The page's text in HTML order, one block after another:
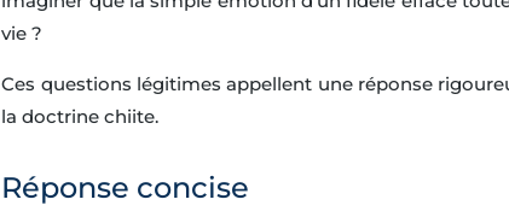
vie ?
Ces questions légitimes appellent une réponse
la doctrine chiite.
Réponse concise